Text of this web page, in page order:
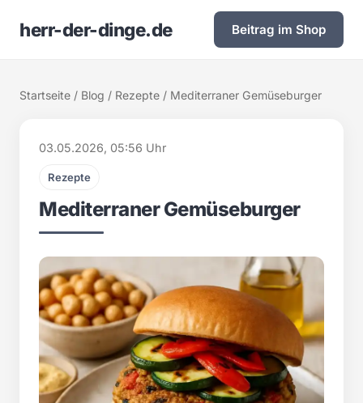
herr-der-dinge.de Beitrag im Shop
Startseite / Blog / Rezepte / Mediterraner Gemüseburger
03.05.2026, 05:56 Uhr
Rezepte
Mediterraner Gemüseburger